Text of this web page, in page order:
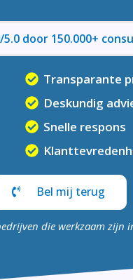
door 150.000+
Transparante
Deskundig
Snelle respons
Bel mij terug
die werkzaam zijn